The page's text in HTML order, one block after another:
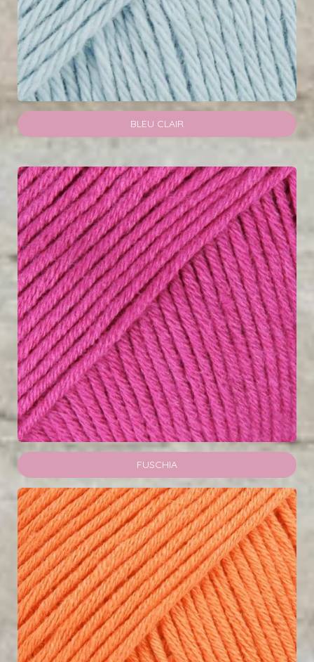
BLEU CLAIR
FUSCHIA